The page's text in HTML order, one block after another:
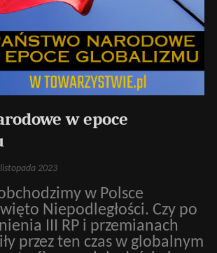
w epoce
2023
w Polsce
Niepodległości. Czy po
III RP i przemianach
przez ten czas w globalnym